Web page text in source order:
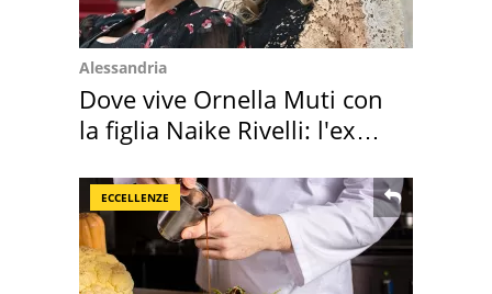
Alessandria
Dove vive Ornella Muti con
la figlia Naike Rivelli: l'ex
ECCELLENZE